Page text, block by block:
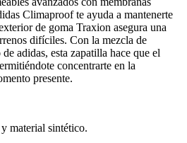
Climaproof te ayuda a mantenerte
de goma Traxion asegura una
difíciles. Con la mezcla de
adidas, esta zapatilla hace que el
concentrarte en la
presente.
material sintético.